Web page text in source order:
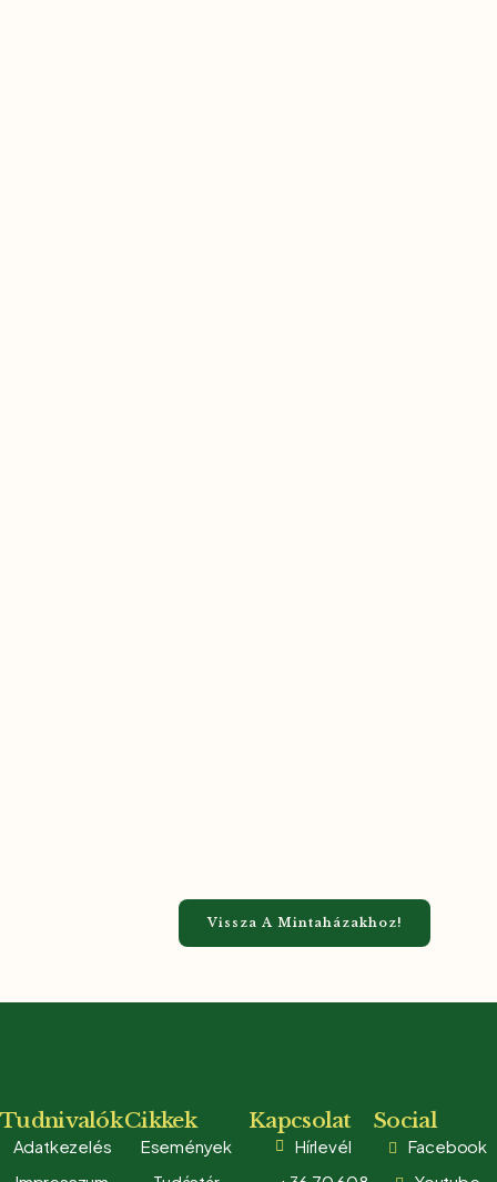
Vissza A Mintaházakhoz!
Tudnivalók
Adatkezelés
Cikkek
Események
Kapcsolat
Hírlevél
Social
Facebook